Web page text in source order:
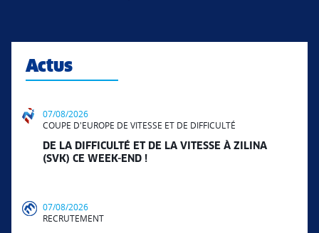
Actus
07/08/2026
COUPE D'EUROPE DE VITESSE ET DE DIFFICULTÉ
DE LA DIFFICULTÉ ET DE LA VITESSE À ZILINA
(SVK) CE WEEK-END !
07/08/2026
RECRUTEMENT